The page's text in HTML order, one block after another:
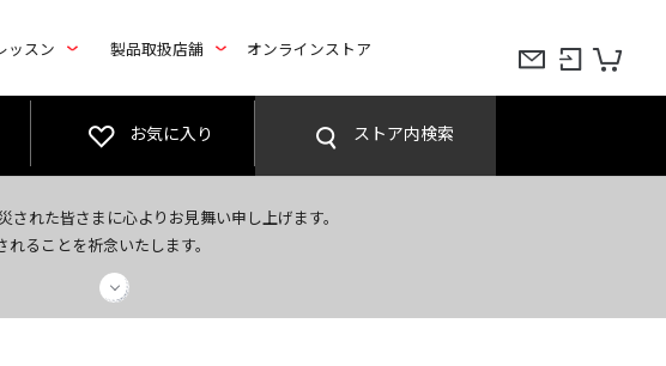
ッスン 製品取扱店舗 オンラインストア
お気に入り ストア内検索
れた皆さまに心よりお見舞い申し上げます。
ることを祈念いたします。